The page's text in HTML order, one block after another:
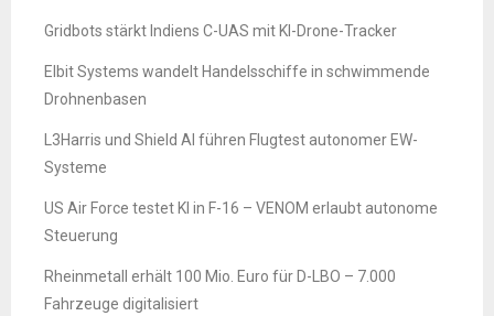
Gridbots stärkt Indiens C-UAS mit KI-Drone-Tracker
Elbit Systems wandelt Handelsschiffe in schwimmende
Drohnenbasen
L3Harris und Shield AI führen Flugtest autonomer EW-
Systeme
US Air Force testet KI in F-16 – VENOM erlaubt autonome
Steuerung
Rheinmetall erhält 100 Mio. Euro für D-LBO – 7.000
Fahrzeuge digitalisiert